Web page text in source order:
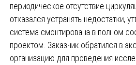
периодическое отсутствие
отказался устранять недостатки,
система смонтирована в полном
проектом. Заказчик обратился в
организацию для проведения